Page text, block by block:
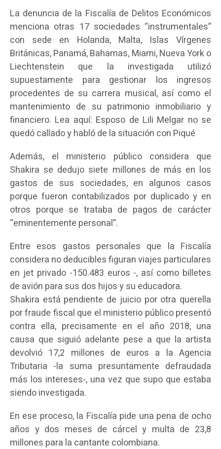
La denuncia de la Fiscalía de Delitos Económicos
menciona otras 17 sociedades “instrumentales”
con sede en Holanda, Malta, Islas Vírgenes
Británicas, Panamá, Bahamas, Miami, Nueva York o
Liechtenstein que la investigada utilizó
supuestamente para gestionar los ingresos
procedentes de su carrera musical, así como el
mantenimiento de su patrimonio inmobiliario y
financiero. Lea aquí: Esposo de Lili Melgar no se
quedó callado y habló de la situación con Piqué
Además, el ministerio público considera que
Shakira se dedujo siete millones de más en los
gastos de sus sociedades, en algunos casos
porque fueron contabilizados por duplicado y en
otros porque se trataba de pagos de carácter
“eminentemente personal”.
Entre esos gastos personales que la Fiscalía
considera no deducibles figuran viajes particulares
en jet privado -150.483 euros -, así como billetes
de avión para sus dos hijos y su educadora.
Shakira está pendiente de juicio por otra querella
por fraude fiscal que el ministerio público presentó
contra ella, precisamente en el año 2018, una
causa que siguió adelante pese a que la artista
devolvió 17,2 millones de euros a la Agencia
Tributaria -la suma presuntamente defraudada
más los intereses-, una vez que supo que estaba
siendo investigada.
En ese proceso, la Fiscalía pide una pena de ocho
años y dos meses de cárcel y multa de 23,8
millones para la cantante colombiana.